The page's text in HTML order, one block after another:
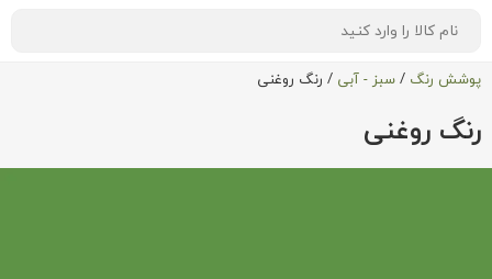
پوشش رنگ / سبز - آبی / رنگ روغنی
رنگ روغنی